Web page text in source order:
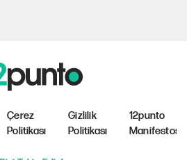
Çerez
Politikası
Gizlilik
Politikası
12punto
Manifestosu